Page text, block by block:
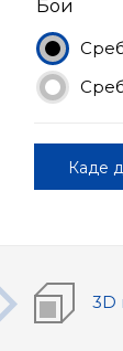
Бои
Каде
3D